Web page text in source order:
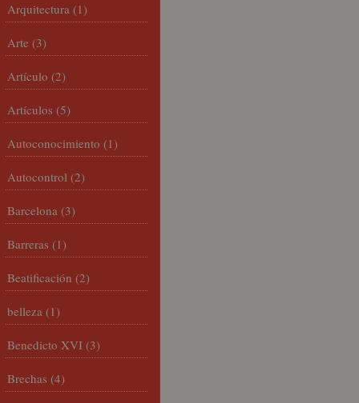
Arquitectura (1)
Arte (3)
Artículo (2)
Artículos (5)
Autoconocimiento (1)
Autocontrol (2)
Barcelona (3)
Barreras (1)
Beatificación (2)
belleza (1)
Benedicto XVI (3)
Brechas (4)